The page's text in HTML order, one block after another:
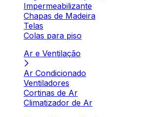
Impermeabilizante
Chapas de Madeira
Telas
Colas para piso
Ar e Ventilação
Ar Condicionado
Ventiladores
Cortinas de Ar
Climatizador de Ar